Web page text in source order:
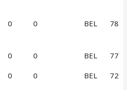
0 0 BEL 78
0 0 BEL 77
0 0 BEL 72